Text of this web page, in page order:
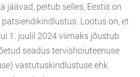
jäävad, peitub selles, Eestis on
Lootus on, et
1. juulil 2024 viimaks jõustub
seadus tervishoiuteenuse
vastutuskindlustuse ehk